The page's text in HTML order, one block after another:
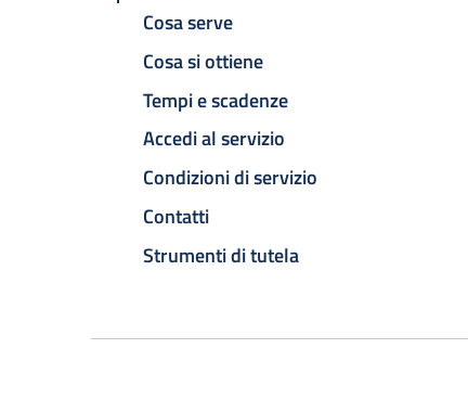
Cosa serve
Cosa si ottiene
Tempi e scadenze
Accedi al servizio
Condizioni di servizio
Contatti
Strumenti di tutela